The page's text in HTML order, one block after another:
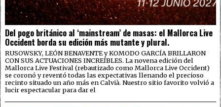
Del pogo británico al ‘mainstream’ de masas: el Mallorca Live
Occident borda su edición más mutante y plural.
RUSOWSKY, LEÓN BENAVENTE y KOMODO GARCÍA BRILLARON
CON SUS ACTUACIONES INCREÍBLES. La novena edición del
Mallorca Live Festival (rebautizado como Mallorca Live Occident)
se coronó y reventó todas las expectativas llenando el precioso
recinto situado un año más en Calvià. Nuestro sitio favorito volvió a
lucir espectacular para dar el